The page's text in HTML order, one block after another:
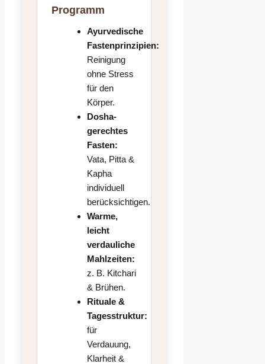
Programm
Ayurvedische
Fastenprinzipien:
Reinigung
ohne Stress
für den
Körper.
Dosha-
gerechtes
Fasten:
Vata, Pitta &
Kapha
individuell
berücksichtigen.
Warme,
leicht
verdauliche
Mahlzeiten:
z. B. Kitchari
& Brühen.
Rituale &
Tagesstruktur:
für
Verdauung,
Klarheit &